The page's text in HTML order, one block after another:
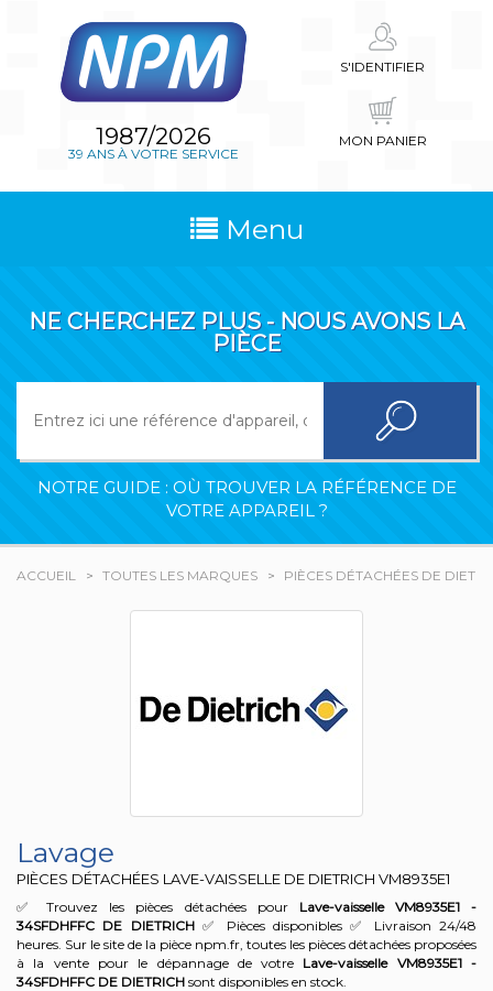
1987/2026
39 ANS À VOTRE SERVICE
S'IDENTIFIER
MON PANIER
Menu
NE CHERCHEZ PLUS - NOUS AVONS LA
PIÈCE
NOTRE GUIDE : OÙ TROUVER LA RÉFÉRENCE DE
VOTRE APPAREIL ?
ACCUEIL TOUTES LES MARQUES PIÈCES DÉTACHÉES DE
Lavage
PIÈCES DÉTACHÉES LAVE-VAISSELLE DE DIETRICH VM8935E1
✅ Trouvez les pièces détachées pour Lave-vaisselle VM8935E1 -
34SFDHFFC DE DIETRICH ✅ Pièces disponibles ✅ Livraison 24/48
heures. Sur le site de la pièce npm.fr, toutes les pièces détachées proposées
à la vente pour le dépannage de votre Lave-vaisselle VM8935E1 -
34SFDHFFC DE DIETRICH sont disponibles en stock.